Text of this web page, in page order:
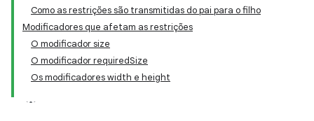
Como as restrições são transmitidas do pai para o filho
Modificadores que afetam as restrições
O modificador size
O modificador requiredSize
Os modificadores width e height